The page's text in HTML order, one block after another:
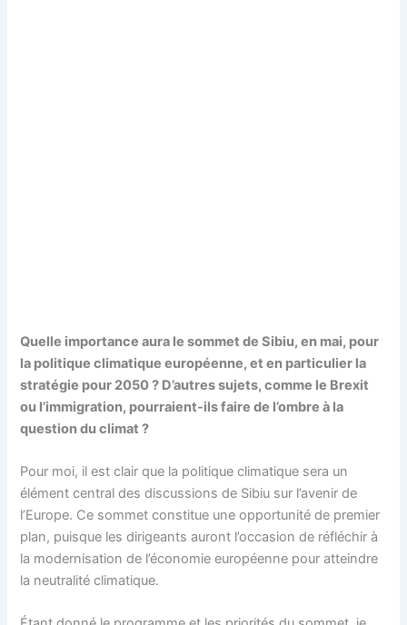
Quelle importance aura le sommet de Sibiu, en mai, pour
la politique climatique européenne, et en particulier la
stratégie pour 2050 ? D’autres sujets, comme le Brexit
ou l’immigration, pourraient-ils faire de l’ombre à la
question du climat ?
Pour moi, il est clair que la politique climatique sera un
élément central des discussions de Sibiu sur l’avenir de
l’Europe. Ce sommet constitue une opportunité de premier
plan, puisque les dirigeants auront l’occasion de réfléchir à
la modernisation de l’économie européenne pour atteindre
la neutralité climatique.